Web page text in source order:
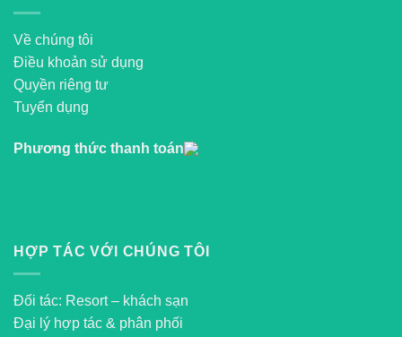
Về chúng tôi
Điều khoản sử dụng
Quyền riêng tư
Tuyển dụng
Phương thức thanh toán
HỢP TÁC VỚI CHÚNG TÔI
Đối tác: Resort – khách sạn
Đại lý hợp tác & phân phối